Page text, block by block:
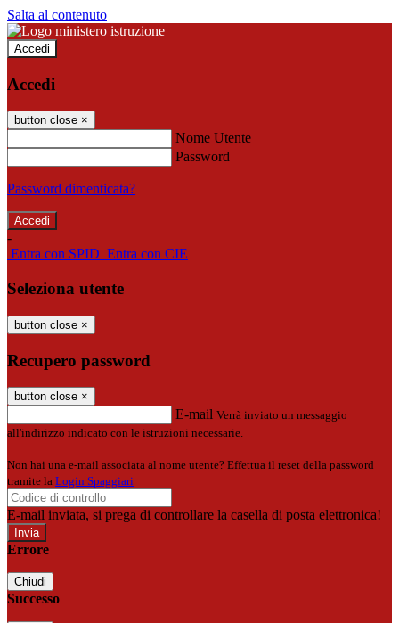
Salta al contenuto
Accedi
Accedi
button close ×
Nome Utente
Password
Password dimenticata?
-
Entra con SPID Entra con CIE
Seleziona utente
button close ×
Recupero password
button close ×
E-mail Verrà inviato un messaggio
all'indirizzo indicato con le istruzioni necessarie.
Non hai una e-mail associata al nome utente? Effettua il reset della password
tramite la Login Spaggiari
E-mail inviata, si prega di controllare la casella di posta elettronica!
Errore
Chiudi
Successo